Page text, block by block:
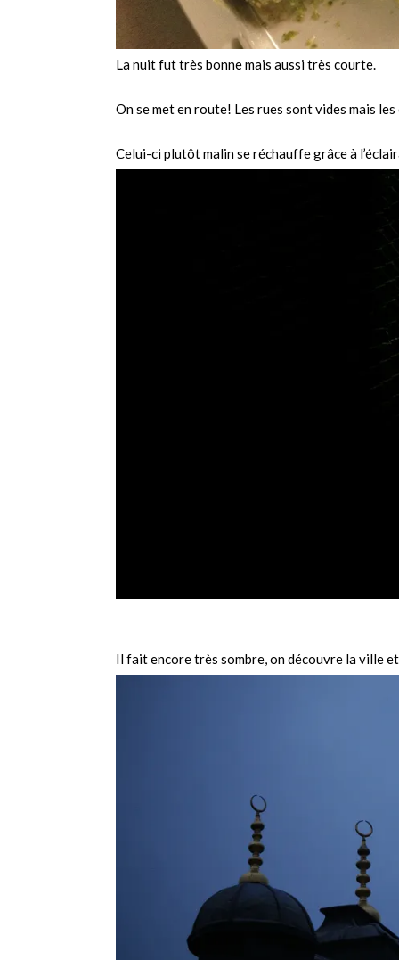
La nuit fut très bonne mais aussi très courte.
On se met en route! Les rues sont vides mais
Celui-ci plutôt malin se réchauffe grâce à
Il fait encore très sombre, on découvre la ville